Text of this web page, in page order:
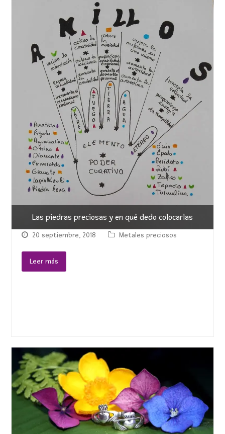
Las piedras preciosas y en qué dedo colocarlas
20 septiembre, 2018 Metales preciosos
Leer más